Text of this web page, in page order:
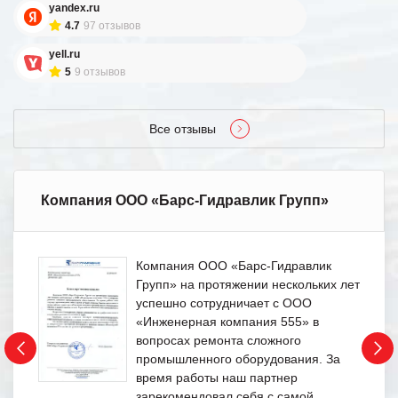
yandex.ru
4.7 97 отзывов
yell.ru
5 9 отзывов
Все отзывы
Компания ООО «Барс-Гидравлик Групп»
Компания ООО «Барс-Гидравлик
Групп» на протяжении нескольких лет
успешно сотрудничает с ООО
«Инженерная компания 555» в
вопросах ремонта сложного
промышленного оборудования. За
время работы наш партнер